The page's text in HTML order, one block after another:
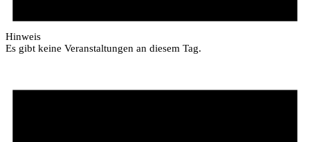
Hinweis
Es gibt keine Veranstaltungen an diesem Tag.